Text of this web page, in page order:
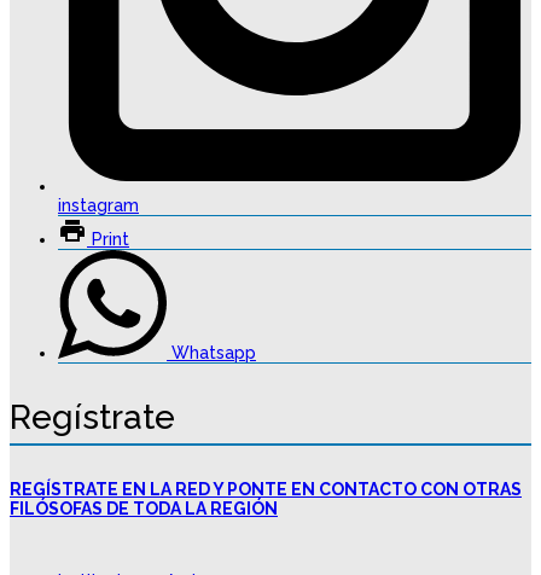
instagram
Print
Whatsapp
Regístrate
REGÍSTRATE EN LA RED Y PONTE EN CONTACTO CON OTRAS
FILÓSOFAS DE TODA LA REGIÓN